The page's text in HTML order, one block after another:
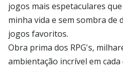
jogos mais espetaculares
minha vida e sem sombra de
jogos favoritos.
Obra prima dos RPG's,
ambientação incrível em